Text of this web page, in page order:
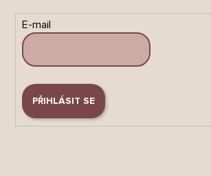
E-mail
PŘIHLÁSIT SE